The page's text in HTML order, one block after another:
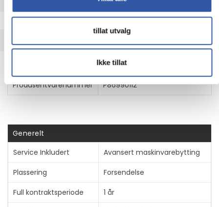
tillat utvalg
Ikke tillat
TEKNISK INFO
Produsentvarenummer
P86990112
Generelt
Service Inkludert
Avansert maskinvarebytting
Plassering Forsendelse
Full kontraktsperiode 1 år